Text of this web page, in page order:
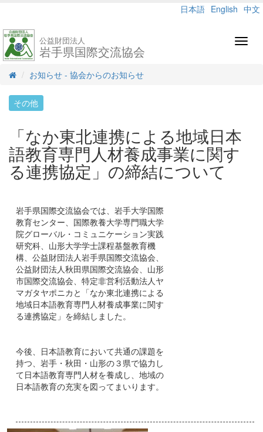
日本語 English 中文
公益財団法人
岩手県国際交流協会
お知らせ - 協会からのお知らせ
その他
「なか東北連携による地域日本
語教育専門人材養成事業に関す
る連携協定」の締結について
岩手県国際交流協会では、岩手大学国際
教育センター、国際教養大学専門職大学
院グローバル・コミュニケーション実践
研究科、山形大学学士課程基盤教育機
構、公益財団法人岩手県国際交流協会、
公益財団法人秋田県国際交流協会、山形
市国際交流協会、特定非営利活動法人ヤ
マガタヤポニカと「なか東北連携による
地域日本語教育専門人材養成事業に関す
る連携協定」を締結しました。
今後、日本語教育において共通の課題を
持つ、岩手・秋田・山形の３県で協力し
て日本語教育専門人材を養成し、地域の
日本語教育の充実を図ってまいります。